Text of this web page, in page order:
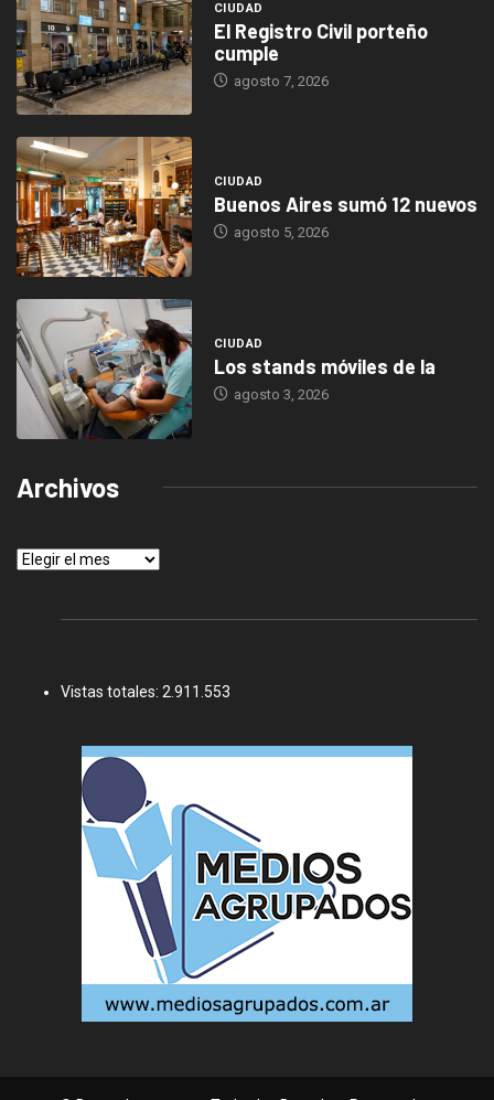
CIUDAD
El Registro Civil porteño
cumple
agosto 7, 2026
CIUDAD
Buenos Aires sumó 12 nuevos
agosto 5, 2026
CIUDAD
Los stands móviles de la
agosto 3, 2026
Archivos
Archivos
Vistas totales: 2.911.553